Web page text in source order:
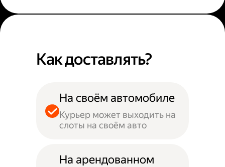
Как доставлять?
На своём автомобиле
Курьер может выходить на
слоты на своём авто
На арендованном